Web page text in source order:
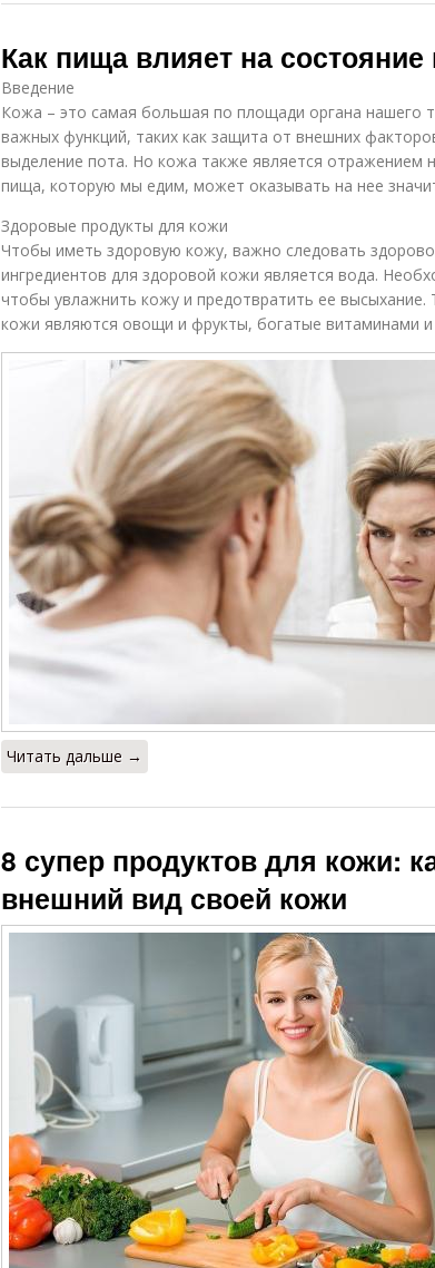
Как пища влияет на состояние
Введение
Кожа – это самая большая по площади органа нашего
важных функций, таких как защита от внешних
выделение пота. Но кожа также является отражением
пища, которую мы едим, может оказывать на нее
Здоровые продукты для кожи
Чтобы иметь здоровую кожу, важно следовать
ингредиентов для здоровой кожи является вода.
чтобы увлажнить кожу и предотвратить ее
кожи являются овощи и фрукты, богатые витаминами и
Читать дальше →
8 супер продуктов для кожи:
внешний вид своей кожи